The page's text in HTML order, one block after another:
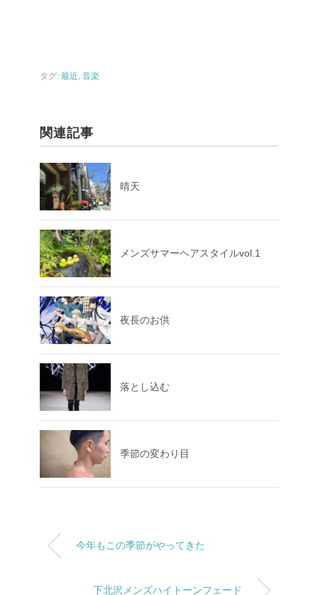
タグ: 最近, 音楽
関連記事
晴天
メンズサマーヘアスタイルvol.1
夜長のお供
落とし込む
季節の変わり目
今年もこの季節がやってきた
下北沢メンズハイトーンフェード